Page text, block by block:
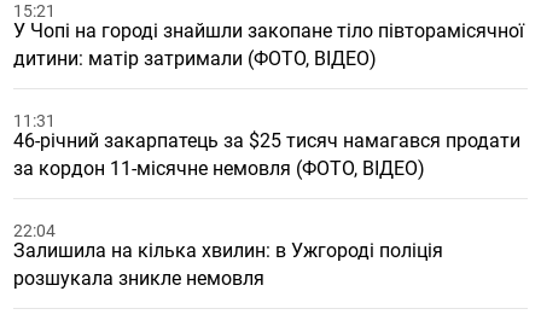
15:21
У Чопі на городі знайшли закопане тіло півторамісячної
дитини: матір затримали (ФОТО, ВІДЕО)
11:31
46-річний закарпатець за $25 тисяч намагався продати
за кордон 11-місячне немовля (ФОТО, ВІДЕО)
22:04
Залишила на кілька хвилин: в Ужгороді поліція
розшукала зникле немовля